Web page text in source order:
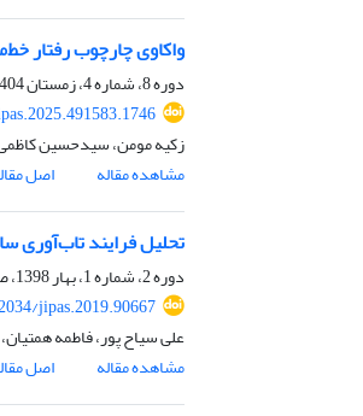
واکاوی چارچوب رفتار
دوره 8، شماره 4، زمستان 1404، صفحه
زکیه مومن، سیدحسین
مشاهده مقاله
اصل
تحلیل فرایند تاب‌آوری
دوره 2، شماره 1، بهار 1398، صفحه
jipas.2019.90667
علی سیاح پور، فاطمه
مشاهده مقاله
اصل